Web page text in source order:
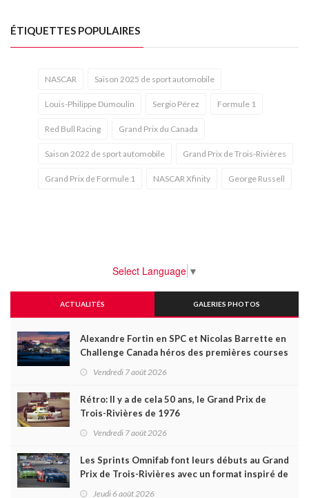
ÉTIQUETTES POPULAIRES
NASCAR Saison 2025 de sport automobile
Louis-Philippe Dumoulin Sergio Pérez Formule 1
Red Bull Racing Grand Prix du Canada
Saison 2022 de sport automobile Grand Prix de Trois-Rivières
Grand Prix de Formule 1 NASCAR Xfinity George Russell
Select Language ▼
ACTUALITÉS GALERIES PHOTOS
Alexandre Fortin en SPC et Nicolas Barrette en
Challenge Canada héros des premières courses
Vendredi 7 août 2026
Rétro: Il y a de cela 50 ans, le Grand Prix de
Trois-Rivières de 1976
Vendredi 7 août 2026
Les Sprints Omnifab font leurs débuts au Grand
Prix de Trois-Rivières avec un format inspiré de
Jeudi 6 août 2026